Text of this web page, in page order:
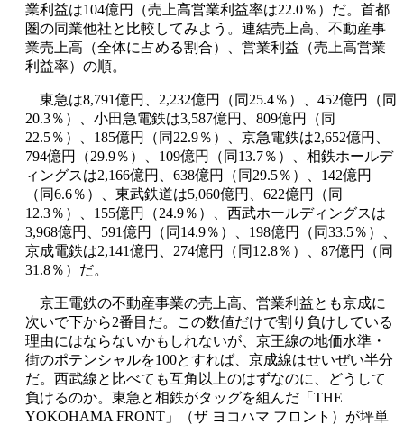
業利益は104億円（売上高営業利益率は22.0％）だ。首都
圏の同業他社と比較してみよう。連結売上高、不動産事
業売上高（全体に占める割合）、営業利益（売上高営業
利益率）の順。
東急は8,791億円、2,232億円（同25.4％）、452億円（同
20.3％）、小田急電鉄は3,587億円、809億円（同
22.5％）、185億円（同22.9％）、京急電鉄は2,652億円、
794億円（29.9％）、109億円（同13.7％）、相鉄ホールデ
ィングスは2,166億円、638億円（同29.5％）、142億円
（同6.6％）、東武鉄道は5,060億円、622億円（同
12.3％）、155億円（24.9％）、西武ホールディングスは
3,968億円、591億円（同14.9％）、198億円（同33.5％）、
京成電鉄は2,141億円、274億円（同12.8％）、87億円（同
31.8％）だ。
京王電鉄の不動産事業の売上高、営業利益とも京成に
次いで下から2番目だ。この数値だけで割り負けしている
理由にはならないかもしれないが、京王線の地価水準・
街のポテンシャルを100とすれば、京成線はせいぜい半分
だ。西武線と比べても互角以上のはずなのに、どうして
負けるのか。東急と相鉄がタッグを組んだ「THE
YOKOHAMA FRONT」（ザ ヨコハマ フロント）が坪単